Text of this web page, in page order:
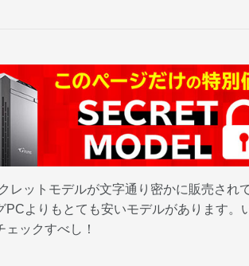
レットモデルが文字通り密かに販売され
PCよりもとても安いモデルがあります。
ックすべし！